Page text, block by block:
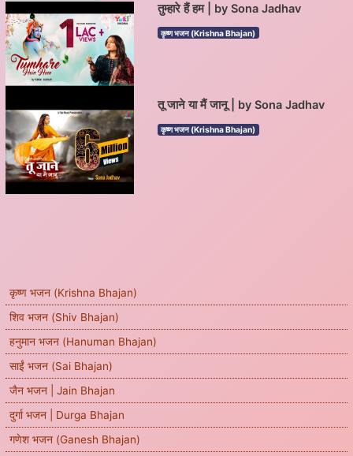
कृष्ण भजन (Krishna Bhajan)
शिव भजन (Shiv Bhajan)
हनुमान भजन (Hanuman Bhajan)
साईं भजन (Sai Bhajan)
जैन भजन | Jain Bhajan
दुर्गा भजन | Durga Bhajan
गणेश भजन (Ganesh Bhajan)
तुम्हारे हैं हम | by Sona Jadhav
कृष्ण भजन (Krishna Bhajan)
तू जाने या मैं जानू | by Sona Jadhav
कृष्ण भजन (Krishna Bhajan)